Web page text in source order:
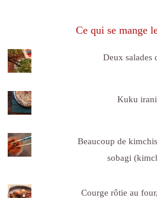
Ce qui se mange
Deux salades
Kuku
Beaucoup de
sobagi
Courge rôtie au